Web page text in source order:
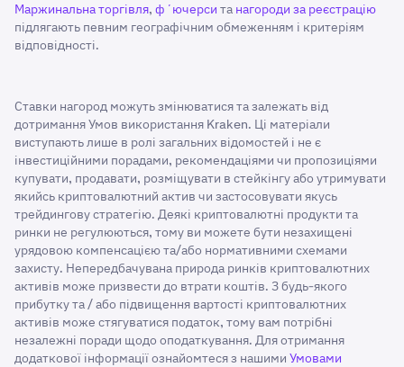
Маржинальна торгівля, фʼючерси та нагороди за реєстрацію
підлягають певним географічним обмеженням і критеріям
відповідності.
Ставки нагород можуть змінюватися та залежать від
дотримання Умов використання Kraken. Ці матеріали
виступають лише в ролі загальних відомостей і не є
інвестиційними порадами, рекомендаціями чи пропозиціями
купувати, продавати, розміщувати в стейкінгу або утримувати
якийсь криптовалютний актив чи застосовувати якусь
трейдингову стратегію. Деякі криптовалютні продукти та
ринки не регулюються, тому ви можете бути незахищені
урядовою компенсацією та/або нормативними схемами
захисту. Непередбачувана природа ринків криптовалютних
активів може призвести до втрати коштів. З будь-якого
прибутку та / або підвищення вартості криптовалютних
активів може стягуватися податок, тому вам потрібні
незалежні поради щодо оподаткування. Для отримання
додаткової інформації ознайомтеся з нашими Умовами